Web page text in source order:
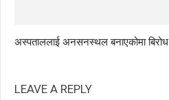
अस्पताललाई अनसनस्थल बनाएकोमा बिरोध
LEAVE A REPLY